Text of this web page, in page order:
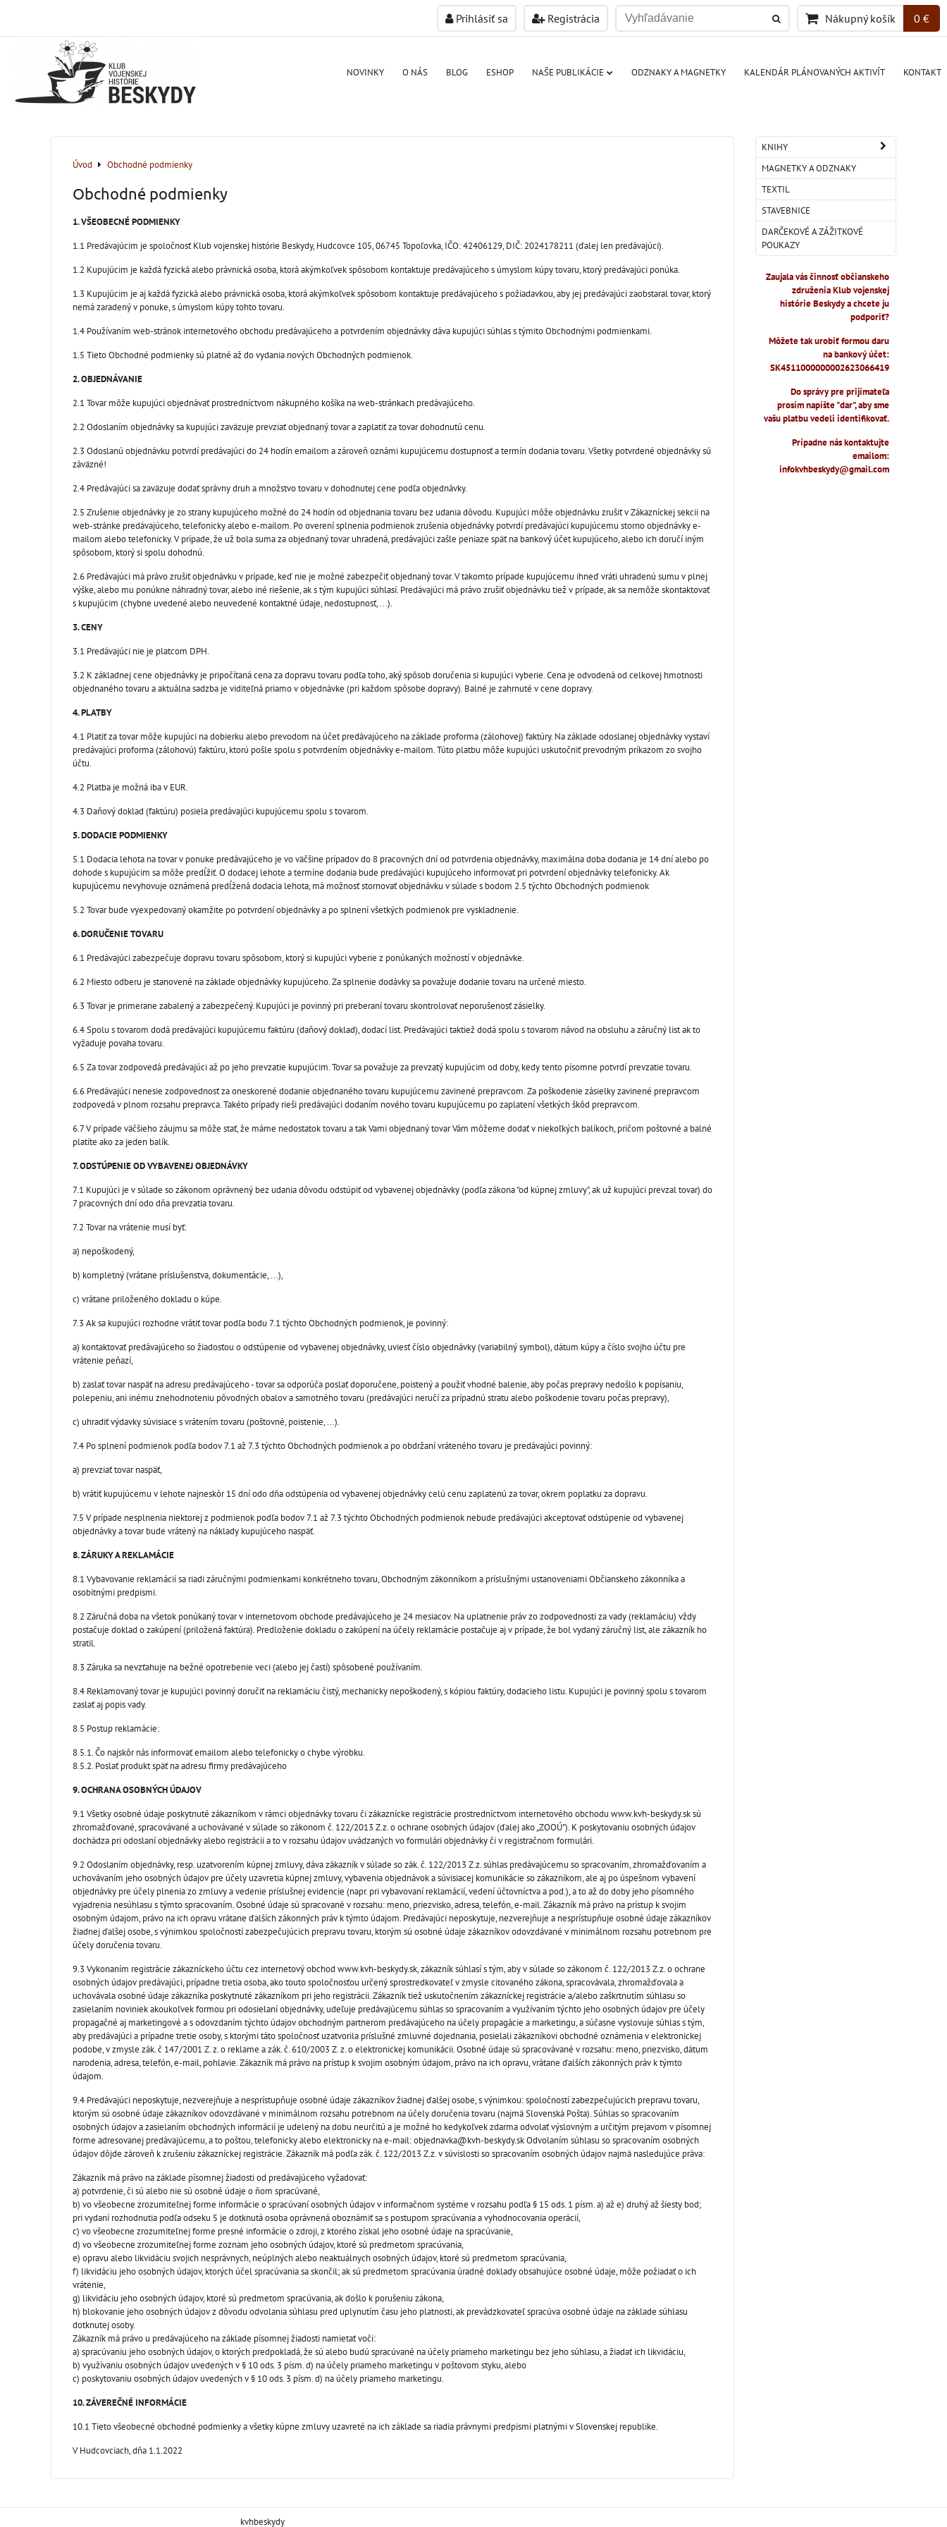
Prihlásiť sa Registrácia Nákupný košík 0 €
NOVINKY O NÁS BLOG ESHOP NAŠE PUBLIKÁCIE ODZNAKY A MAGNETKY KALENDÁR PLÁNOVANÝCH AKTIVÍT KONTAKT
Úvod Obchodné podmienky
Obchodné podmienky
1. VŠEOBECNÉ PODMIENKY
1.1 Predávajúcim je spoločnosť Klub vojenskej histórie Beskydy, Hudcovce 105, 06745 Topoľovka, IČO: 42406129, DIČ: 2024178211 (ďalej len predávajúci).
1.2 Kupujúcim je každá fyzická alebo právnická osoba, ktorá akýmkoľvek spôsobom kontaktuje predávajúceho s úmyslom kúpy tovaru, ktorý predávajúci ponúka.
1.3 Kupujúcim je aj každá fyzická alebo právnická osoba, ktorá akýmkoľvek spôsobom kontaktuje predávajúceho s požiadavkou, aby jej predávajúci zaobstaral tovar, ktorý
nemá zaradený v ponuke, s úmyslom kúpy tohto tovaru.
1.4 Používaním web-stránok internetového obchodu predávajúceho a potvrdením objednávky dáva kupujúci súhlas s týmito Obchodnými podmienkami.
1.5 Tieto Obchodné podmienky sú platné až do vydania nových Obchodných podmienok.
2. OBJEDNÁVANIE
2.1 Tovar môže kupujúci objednávať prostredníctvom nákupného košíka na web-stránkach predávajúceho.
2.2 Odoslaním objednávky sa kupujúci zaväzuje prevziať objednaný tovar a zaplatiť za tovar dohodnutú cenu.
2.3 Odoslanú objednávku potvrdí predávajúci do 24 hodín emailom a zároveň oznámi kupujúcemu dostupnosť a termín dodania tovaru. Všetky potvrdené objednávky sú
záväzné!
2.4 Predávajúci sa zaväzuje dodať správny druh a množstvo tovaru v dohodnutej cene podľa objednávky.
2.5 Zrušenie objednávky je zo strany kupujúceho možné do 24 hodín od objednania tovaru bez udania dôvodu. Kupujúci môže objednávku zrušiť v Zákazníckej sekcii na
web-stránke predávajúceho, telefonicky alebo e-mailom. Po overení splnenia podmienok zrušenia objednávky potvrdí predávajúci kupujúcemu storno objednávky e-
mailom alebo telefonicky. V prípade, že už bola suma za objednaný tovar uhradená, predávajúci zašle peniaze späť na bankový účet kupujúceho, alebo ich doručí iným
spôsobom, ktorý si spolu dohodnú.
2.6 Predávajúci má právo zrušiť objednávku v prípade, keď nie je možné zabezpečiť objednaný tovar. V takomto prípade kupujúcemu ihneď vráti uhradenú sumu v plnej
výške, alebo mu ponúkne náhradný tovar, alebo iné riešenie, ak s tým kupujúci súhlasí. Predávajúci má právo zrušiť objednávku tiež v prípade, ak sa nemôže skontaktovať
s kupujúcim (chybne uvedené alebo neuvedené kontaktné údaje, nedostupnosť, ...).
3. CENY
3.1 Predávajúci nie je platcom DPH.
3.2 K základnej cene objednávky je pripočítaná cena za dopravu tovaru podľa toho, aký spôsob doručenia si kupujúci vyberie. Cena je odvodená od celkovej hmotnosti
objednaného tovaru a aktuálna sadzba je viditeľná priamo v objednávke (pri každom spôsobe dopravy). Balné je zahrnuté v cene dopravy.
4. PLATBY
4.1 Platiť za tovar môže kupujúci na dobierku alebo prevodom na účet predávajúceho na základe proforma (zálohovej) faktúry. Na základe odoslanej objednávky vystaví
predávajúci proforma (zálohovú) faktúru, ktorú pošle spolu s potvrdením objednávky e-mailom. Túto platbu môže kupujúci uskutočniť prevodným príkazom zo svojho
účtu.
4.2 Platba je možná iba v EUR.
4.3 Daňový doklad (faktúru) posiela predávajúci kupujúcemu spolu s tovarom.
5. DODACIE PODMIENKY
5.1 Dodacia lehota na tovar v ponuke predávajúceho je vo väčšine prípadov do 8 pracovných dní od potvrdenia objednávky, maximálna doba dodania je 14 dní alebo po
dohode s kupujúcim sa môže predĺžiť. O dodacej lehote a termíne dodania bude predávajúci kupujúceho informovať pri potvrdení objednávky telefonicky. Ak
kupujúcemu nevyhovuje oznámená predĺžená dodacia lehota, má možnosť stornovať objednávku v súlade s bodom 2.5 týchto Obchodných podmienok
5.2 Tovar bude vyexpedovaný okamžite po potvrdení objednávky a po splnení všetkých podmienok pre vyskladnenie.
6. DORUČENIE TOVARU
6.1 Predávajúci zabezpečuje dopravu tovaru spôsobom, ktorý si kupujúci vyberie z ponúkaných možností v objednávke.
6.2 Miesto odberu je stanovené na základe objednávky kupujúceho. Za splnenie dodávky sa považuje dodanie tovaru na určené miesto.
6.3 Tovar je primerane zabalený a zabezpečený. Kupujúci je povinný pri preberaní tovaru skontrolovať neporušenosť zásielky.
6.4 Spolu s tovarom dodá predávajúci kupujúcemu faktúru (daňový doklad), dodací list. Predávajúci taktiež dodá spolu s tovarom návod na obsluhu a záručný list ak to
vyžaduje povaha tovaru.
6.5 Za tovar zodpovedá predávajúci až po jeho prevzatie kupujúcim. Tovar sa považuje za prevzatý kupujúcim od doby, kedy tento písomne potvrdí prevzatie tovaru.
6.6 Predávajúci nenesie zodpovednosť za oneskorené dodanie objednaného tovaru kupujúcemu zavinené prepravcom. Za poškodenie zásielky zavinené prepravcom
zodpovedá v plnom rozsahu prepravca. Takéto prípady rieši predávajúci dodaním nového tovaru kupujúcemu po zaplatení všetkých škôd prepravcom.
6.7 V prípade väčšieho záujmu sa môže stať, že máme nedostatok tovaru a tak Vami objednaný tovar Vám môžeme dodať v niekoľkých balíkoch, pričom poštovné a balné
platíte ako za jeden balík.
7. ODSTÚPENIE OD VYBAVENEJ OBJEDNÁVKY
7.1 Kupujúci je v súlade so zákonom oprávnený bez udania dôvodu odstúpiť od vybavenej objednávky (podľa zákona "od kúpnej zmluvy", ak už kupujúci prevzal tovar) do
7 pracovných dní odo dňa prevzatia tovaru.
7.2 Tovar na vrátenie musí byť:
a) nepoškodený,
b) kompletný (vrátane príslušenstva, dokumentácie, ...),
c) vrátane priloženého dokladu o kúpe.
7.3 Ak sa kupujúci rozhodne vrátiť tovar podľa bodu 7.1 týchto Obchodných podmienok, je povinný:
a) kontaktovať predávajúceho so žiadosťou o odstúpenie od vybavenej objednávky, uviesť číslo objednávky (variabilný symbol), dátum kúpy a číslo svojho účtu pre
vrátenie peňazí,
b) zaslať tovar naspäť na adresu predávajúceho - tovar sa odporúča poslať doporučene, poistený a použiť vhodné balenie, aby počas prepravy nedošlo k popísaniu,
polepeniu, ani inému znehodnoteniu pôvodných obalov a samotného tovaru (predávajúci neručí za prípadnú stratu alebo poškodenie tovaru počas prepravy),
c) uhradiť výdavky súvisiace s vrátením tovaru (poštovné, poistenie, ...).
7.4 Po splnení podmienok podľa bodov 7.1 až 7.3 týchto Obchodných podmienok a po obdržaní vráteného tovaru je predávajúci povinný:
a) prevziať tovar naspäť,
b) vrátiť kupujúcemu v lehote najneskôr 15 dní odo dňa odstúpenia od vybavenej objednávky celú cenu zaplatenú za tovar, okrem poplatku za dopravu.
7.5 V prípade nesplnenia niektorej z podmienok podľa bodov 7.1 až 7.3 týchto Obchodných podmienok nebude predávajúci akceptovať odstúpenie od vybavenej
objednávky a tovar bude vrátený na náklady kupujúceho naspäť.
8. ZÁRUKY A REKLAMÁCIE
8.1 Vybavovanie reklamácií sa riadi záručnými podmienkami konkrétneho tovaru, Obchodným zákonníkom a príslušnými ustanoveniami Občianskeho zákonníka a
osobitnými predpismi.
8.2 Záručná doba na všetok ponúkaný tovar v internetovom obchode predávajúceho je 24 mesiacov. Na uplatnenie práv zo zodpovednosti za vady (reklamáciu) vždy
postačuje doklad o zakúpení (priložená faktúra). Predloženie dokladu o zakúpení na účely reklamácie postačuje aj v prípade, že bol vydaný záručný list, ale zákazník ho
stratil.
8.3 Záruka sa nevzťahuje na bežné opotrebenie veci (alebo jej častí) spôsobené používaním.
8.4 Reklamovaný tovar je kupujúci povinný doručiť na reklamáciu čistý, mechanicky nepoškodený, s kópiou faktúry, dodacieho listu. Kupujúci je povinný spolu s tovarom
zaslať aj popis vady.
8.5 Postup reklamácie:
8.5.1. Čo najskôr nás informovať emailom alebo telefonicky o chybe výrobku.
8.5.2. Poslať produkt späť na adresu firmy predávajúceho
9. OCHRANA OSOBNÝCH ÚDAJOV
9.1 Všetky osobné údaje poskytnuté zákazníkom v rámci objednávky tovaru či zákaznícke registrácie prostredníctvom internetového obchodu www.kvh-beskydy.sk sú
zhromažďované, spracovávané a uchovávané v súlade so zákonom č. 122/2013 Z.z. o ochrane osobných údajov (ďalej ako „ZOOÚ"). K poskytovaniu osobných údajov
dochádza pri odoslaní objednávky alebo registrácii a to v rozsahu údajov uvádzaných vo formulári objednávky či v registračnom formulári.
9.2 Odoslaním objednávky, resp. uzatvorením kúpnej zmluvy, dáva zákazník v súlade so zák. č. 122/2013 Z.z. súhlas predávajúcemu so spracovaním, zhromažďovaním a
uchovávaním jeho osobných údajov pre účely uzavretia kúpnej zmluvy, vybavenia objednávok a súvisiacej komunikácie so zákazníkom, ale aj po úspešnom vybavení
objednávky pre účely plnenia zo zmluvy a vedenie príslušnej evidencie (napr. pri vybavovaní reklamácií, vedení účtovníctva a pod.), a to až do doby jeho písomného
vyjadrenia nesúhlasu s týmto spracovaním. Osobné údaje sú spracované v rozsahu: meno, priezvisko, adresa, telefón, e-mail. Zákazník má právo na prístup k svojim
osobným údajom, právo na ich opravu vrátane ďalších zákonných práv k týmto údajom. Predávajúci neposkytuje, nezverejňuje a nesprístupňuje osobné údaje zákazníkov
žiadnej ďalšej osobe, s výnimkou spoločností zabezpečujúcich prepravu tovaru, ktorým sú osobné údaje zákazníkov odovzdávané v minimálnom rozsahu potrebnom pre
účely doručenia tovaru.
9.3 Vykonaním registrácie zákazníckeho účtu cez internetový obchod www.kvh-beskydy.sk, zákazník súhlasí s tým, aby v súlade so zákonom č. 122/2013 Z.z. o ochrane
osobných údajov predávajúci, prípadne tretia osoba, ako touto spoločnosťou určený sprostredkovateľ v zmysle citovaného zákona, spracovávala, zhromažďovala a
uchovávala osobné údaje zákazníka poskytnuté zákazníkom pri jeho registrácii. Zákazník tiež uskutočnením zákazníckej registrácie a/alebo zaškrtnutím súhlasu so
zasielaním noviniek akoukoľvek formou pri odosielaní objednávky, udeľuje predávajúcemu súhlas so spracovaním a využívaním týchto jeho osobných údajov pre účely
propagačné aj marketingové a s odovzdaním týchto údajov obchodným partnerom predávajúceho na účely propagácie a marketingu, a súčasne vyslovuje súhlas s tým,
aby predávajúci a prípadne tretie osoby, s ktorými táto spoločnosť uzatvorila príslušné zmluvné dojednania, posielali zákazníkovi obchodné oznámenia v elektronickej
podobe, v zmysle zák. č 147/2001 Z. z. o reklame a zák. č. 610/2003 Z. z. o elektronickej komunikácii. Osobné údaje sú spracovávané v rozsahu: meno, priezvisko, dátum
narodenia, adresa, telefón, e-mail, pohlavie. Zákazník má právo na prístup k svojim osobným údajom, právo na ich opravu, vrátane ďalších zákonných práv k týmto
údajom.
9.4 Predávajúci neposkytuje, nezverejňuje a nesprístupňuje osobné údaje zákazníkov žiadnej ďalšej osobe, s výnimkou: spoločností zabezpečujúcich prepravu tovaru,
ktorým sú osobné údaje zákazníkov odovzdávané v minimálnom rozsahu potrebnom na účely doručenia tovaru (najmä Slovenská Pošta). Súhlas so spracovaním
osobných údajov a zasielaním obchodných informácií je udelený na dobu neurčitú a je možné ho kedykoľvek zdarma odvolať výslovným a určitým prejavom v písomnej
forme adresovanej predávajúcemu, a to poštou, telefonicky alebo elektronicky na e-mail: objednavka@kvh-beskydy.sk Odvolaním súhlasu so spracovaním osobných
údajov dôjde zároveň k zrušeniu zákazníckej registrácie. Zákazník má podľa zák. č. 122/2013 Z.z. v súvislosti so spracovaním osobných údajov najmä nasledujúce práva:
Zákazník má právo na základe písomnej žiadosti od predávajúceho vyžadovať:
a) potvrdenie, či sú alebo nie sú osobné údaje o ňom spracúvané,
b) vo všeobecne zrozumiteľnej forme informácie o spracúvaní osobných údajov v informačnom systéme v rozsahu podľa § 15 ods. 1 písm. a) až e) druhý až šiesty bod;
pri vydaní rozhodnutia podľa odseku 5 je dotknutá osoba oprávnená oboznámiť sa s postupom spracúvania a vyhodnocovania operácií,
c) vo všeobecne zrozumiteľnej forme presné informácie o zdroji, z ktorého získal jeho osobné údaje na spracúvanie,
d) vo všeobecne zrozumiteľnej forme zoznam jeho osobných údajov, ktoré sú predmetom spracúvania,
e) opravu alebo likvidáciu svojich nesprávnych, neúplných alebo neaktuálnych osobných údajov, ktoré sú predmetom spracúvania,
f) likvidáciu jeho osobných údajov, ktorých účel spracúvania sa skončil; ak sú predmetom spracúvania úradné doklady obsahujúce osobné údaje, môže požiadať o ich
vrátenie,
g) likvidáciu jeho osobných údajov, ktoré sú predmetom spracúvania, ak došlo k porušeniu zákona,
h) blokovanie jeho osobných údajov z dôvodu odvolania súhlasu pred uplynutím času jeho platnosti, ak prevádzkovateľ spracúva osobné údaje na základe súhlasu
dotknutej osoby.
Zákazník má právo u predávajúceho na základe písomnej žiadosti namietať voči:
a) spracúvaniu jeho osobných údajov, o ktorých predpokladá, že sú alebo budú spracúvané na účely priameho marketingu bez jeho súhlasu, a žiadať ich likvidáciu,
b) využívaniu osobných údajov uvedených v § 10 ods. 3 písm. d) na účely priameho marketingu v poštovom styku, alebo
c) poskytovaniu osobných údajov uvedených v § 10 ods. 3 písm. d) na účely priameho marketingu.
10. ZÁVEREČNÉ INFORMÁCIE
10.1 Tieto všeobecné obchodné podmienky a všetky kúpne zmluvy uzavreté na ich základe sa riadia právnymi predpismi platnými v Slovenskej republike.
V Hudcovciach, dňa 1.1.2022
KNIHY
MAGNETKY A ODZNAKY
TEXTIL
STAVEBNICE
DARČEKOVÉ A ZÁŽITKOVÉ
POUKAZY
Zaujala vás činnosť občianskeho
združenia Klub vojenskej
histórie Beskydy a chcete ju
podporiť?
Môžete tak urobiť formou daru
na bankový účet:
SK4511000000002623066419
Do správy pre prijímateľa
prosím napíšte "dar", aby sme
vašu platbu vedeli identifikovať.
Prípadne nás kontaktujte
emailom:
infokvhbeskydy@gmail.com
kvhbeskydy